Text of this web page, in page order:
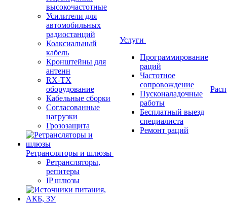
высокочастотные
Усилители для
автомобильных
радиостанций
Коаксиальный
кабель
Кронштейны для
антенн
RX-TX
оборудование
Кабельные сборки
Согласованные
нагрузки
Грозозащита
Ретрансляторы и шлюзы
Ретрансляторы,
репитеры
IP шлюзы
Услуги
Программирование
раций
Частотное
сопровождение
Пусконаладочные
работы
Бесплатный выезд
специалиста
Ремонт раций